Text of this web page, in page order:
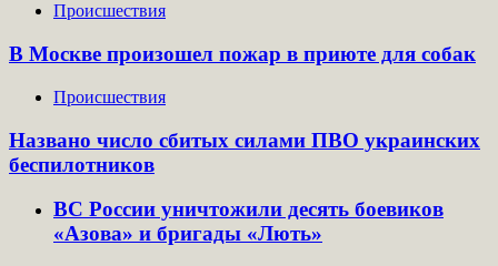
Происшествия
В Москве произошел пожар в приюте для собак
Происшествия
Названо число сбитых силами ПВО украинских
беспилотников
ВС России уничтожили десять боевиков
«Азова» и бригады «Лють»